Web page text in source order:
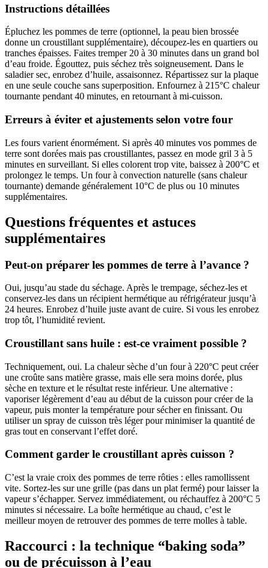
Instructions détaillées
Épluchez les pommes de terre (optionnel, la peau bien brossée
donne un croustillant supplémentaire), découpez-les en quartiers ou
tranches épaisses. Faites tremper 20 à 30 minutes dans un grand bol
d’eau froide. Égouttez, puis séchez très soigneusement. Dans le
saladier sec, enrobez d’huile, assaisonnez. Répartissez sur la plaque
en une seule couche sans superposition. Enfournez à 215°C chaleur
tournante pendant 40 minutes, en retournant à mi-cuisson.
Erreurs à éviter et ajustements selon votre four
Les fours varient énormément. Si après 40 minutes vos pommes de
terre sont dorées mais pas croustillantes, passez en mode gril 3 à 5
minutes en surveillant. Si elles colorent trop vite, baissez à 200°C et
prolongez le temps. Un four à convection naturelle (sans chaleur
tournante) demande généralement 10°C de plus ou 10 minutes
supplémentaires.
Questions fréquentes et astuces
supplémentaires
Peut-on préparer les pommes de terre à l’avance ?
Oui, jusqu’au stade du séchage. Après le trempage, séchez-les et
conservez-les dans un récipient hermétique au réfrigérateur jusqu’à
24 heures. Enrobez d’huile juste avant de cuire. Si vous les enrobez
trop tôt, l’humidité revient.
Croustillant sans huile : est-ce vraiment possible ?
Techniquement, oui. La chaleur sèche d’un four à 220°C peut créer
une croûte sans matière grasse, mais elle sera moins dorée, plus
sèche en texture et le résultat reste inférieur. Une alternative :
vaporiser légèrement d’eau au début de la cuisson pour créer de la
vapeur, puis monter la température pour sécher en finissant. Ou
utiliser un spray de cuisson très léger pour minimiser la quantité de
gras tout en conservant l’effet doré.
Comment garder le croustillant après cuisson ?
C’est la vraie croix des pommes de terre rôties : elles ramollissent
vite. Sortez-les sur une grille (pas dans un plat fermé) pour laisser la
vapeur s’échapper. Servez immédiatement, ou réchauffez à 200°C 5
minutes si nécessaire. La boîte hermétique au chaud, c’est le
meilleur moyen de retrouver des pommes de terre molles à table.
Raccourci : la technique “baking soda”
ou de précuisson à l’eau